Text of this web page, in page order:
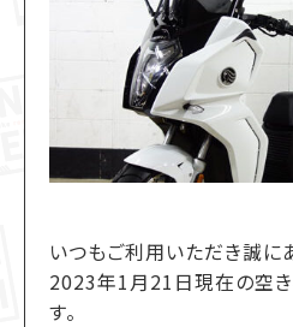
いつもご利用いただき誠に
2023年1月21日現在の空
す。